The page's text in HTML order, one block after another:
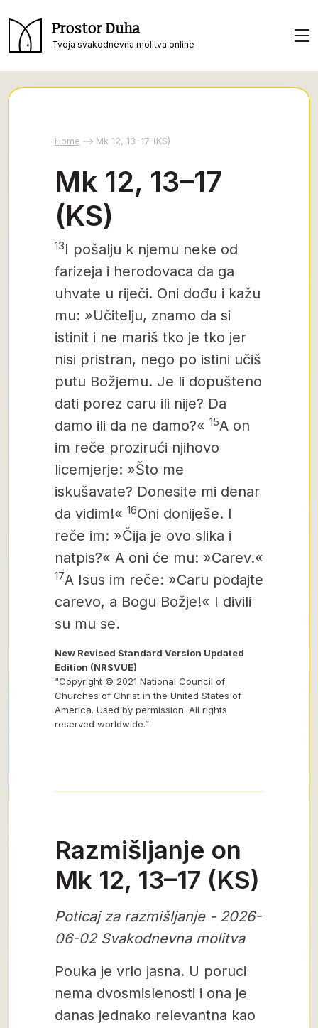
Prostor Duha
Tvoja svakodnevna molitva online
Home Mk 12, 13–17 (KS)
Mk 12, 13–17
(KS)
13I pošalju k njemu neke od
farizeja i herodovaca da ga
uhvate u riječi. Oni dođu i kažu
mu: »Učitelju, znamo da si
istinit i ne mariš tko je tko jer
nisi pristran, nego po istini učiš
putu Božjemu. Je li dopušteno
dati porez caru ili nije? Da
damo ili da ne damo?« 15A on
im reče prozirući njihovo
licemjerje: »Što me
iskušavate? Donesite mi denar
da vidim!« 16Oni doniješe. I
reče im: »Čija je ovo slika i
natpis?« A oni će mu: »Carev.«
17A Isus im reče: »Caru podajte
carevo, a Bogu Božje!« I divili
su mu se.
New Revised Standard Version Updated
Edition (NRSVUE)
“Copyright © 2021 National Council of
Churches of Christ in the United States of
America. Used by permission. All rights
reserved worldwide.”
Razmišljanje on
Mk 12, 13–17 (KS)
Poticaj za razmišljanje - 2026-
06-02 Svakodnevna molitva
Pouka je vrlo jasna. U poruci
nema dvosmislenosti i ona je
danas jednako relevantna kao